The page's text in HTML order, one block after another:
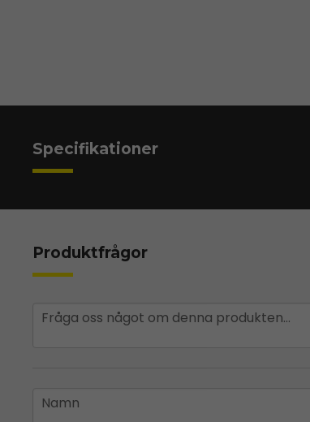
Specifikationer
Produktfrågor
question
Fråga oss något om denna produkten...
name
Namn